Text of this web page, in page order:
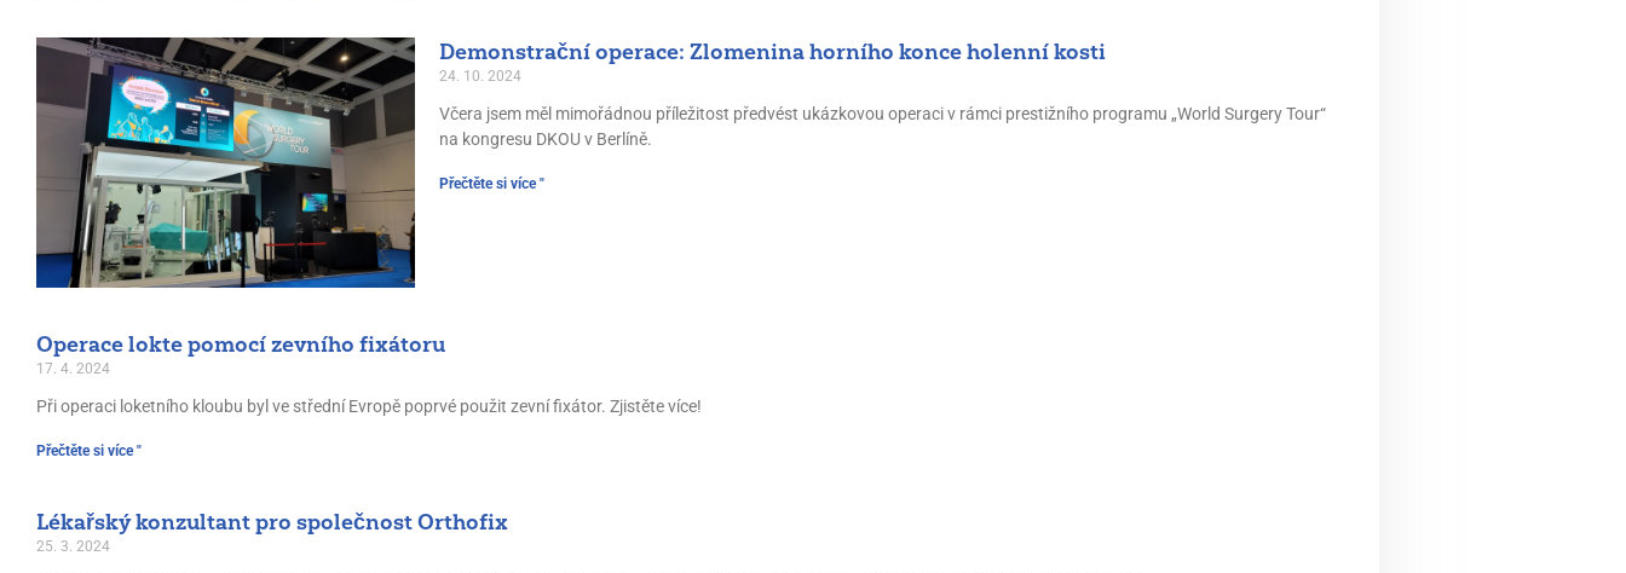
Demonstrační operace: Zlomenina horního konce holenní kosti
24. 10. 2024
Včera jsem měl mimořádnou příležitost předvést ukázkovou operaci v rámci prestižního programu „World Surgery Tour“
na kongresu DKOU v Berlíně.
Přečtěte si více "
Operace lokte pomocí zevního fixátoru
17. 4. 2024
Při operaci loketního kloubu byl ve střední Evropě poprvé použit zevní fixátor. Zjistěte více!
Přečtěte si více "
Lékařský konzultant pro společnost Orthofix
25. 3. 2024